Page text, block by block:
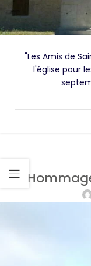
"Les Amis de
l'église pour